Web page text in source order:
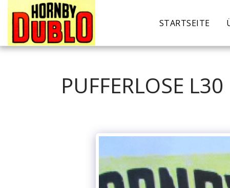
STARTSEITE
PUFFERLOSE